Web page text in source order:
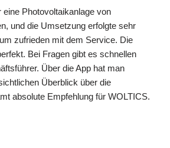
Photovoltaikanlage von
und die Umsetzung erfolgte sehr
zufrieden mit dem Service. Die
Bei Fragen gibt es schnellen
Über die App hat man
Überblick über die
absolute Empfehlung für WOLTICS.